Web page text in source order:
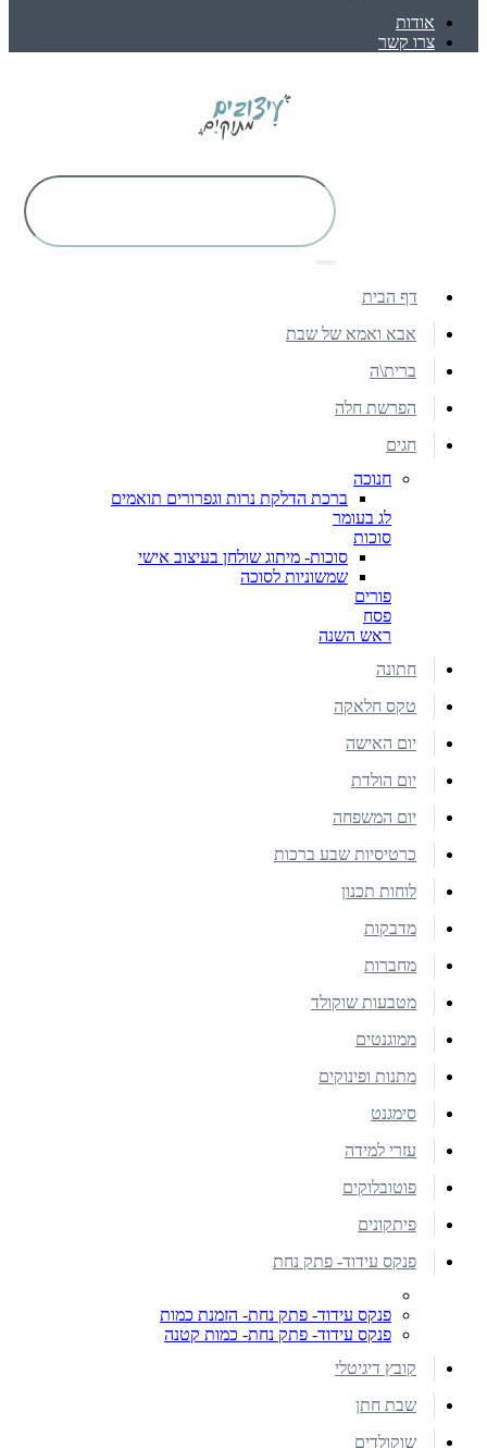
אודות
צרו קשר
דף הבית
אבא ואמא של שבת
ברית\ה
הפרשת חלה
חגים
חנוכה
ברכת הדלקת נרות וגפרורים תואמים
לג בעומר
סוכות
סוכות- מיתוג שולחן בעיצוב אישי
שמשוניות לסוכה
פורים
פסח
ראש השנה
חתונה
טקס חלאקה
יום האישה
יום הולדת
יום המשפחה
כרטיסיות שבע ברכות
לוחות תכנון
מדבקות
מחברות
מטבעות שוקולד
ממוגנטים
מתנות ופינוקים
סימגנט
עזרי למידה
פוטובלוקים
פיתקונים
פנקס עידוד- פתק נחת
פנקס עידוד- פתק נחת- הזמנת כמות
פנקס עידוד- פתק נחת- כמות קטנה
קובץ דיגיטלי
שבת חתן
שוקולדים